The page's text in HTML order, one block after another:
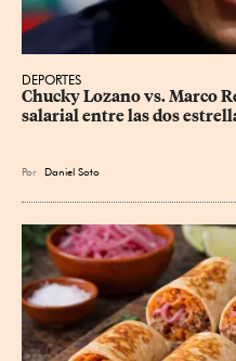
DEPORTES
Chucky Lozano vs. Marco
salarial entre las dos
Por Daniel Soto